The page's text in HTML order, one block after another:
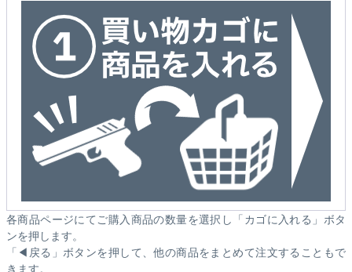
各商品ページにてご購入商品の数量を選択し「カゴに入れる」ボタ
ンを押します。
「◀戻る」ボタンを押して、他の商品をまとめて注文することもで
きます。